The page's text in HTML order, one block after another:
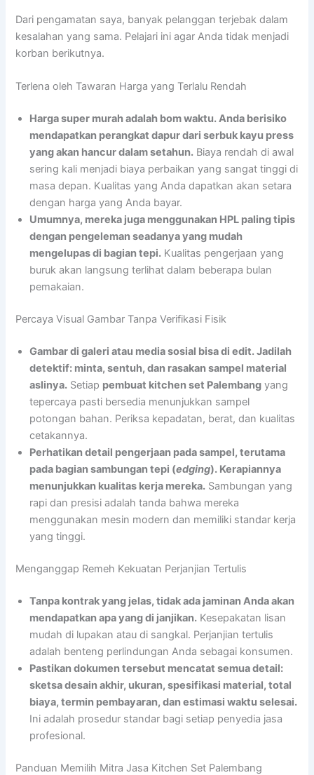
Dari pengamatan saya, banyak pelanggan terjebak dalam
kesalahan yang sama. Pelajari ini agar Anda tidak menjadi
korban berikutnya.
Terlena oleh Tawaran Harga yang Terlalu Rendah
Harga super murah adalah bom waktu. Anda berisiko
mendapatkan perangkat dapur dari serbuk kayu press
yang akan hancur dalam setahun. Biaya rendah di awal
sering kali menjadi biaya perbaikan yang sangat tinggi di
masa depan. Kualitas yang Anda dapatkan akan setara
dengan harga yang Anda bayar.
Umumnya, mereka juga menggunakan HPL paling tipis
dengan pengeleman seadanya yang mudah
mengelupas di bagian tepi. Kualitas pengerjaan yang
buruk akan langsung terlihat dalam beberapa bulan
pemakaian.
Percaya Visual Gambar Tanpa Verifikasi Fisik
Gambar di galeri atau media sosial bisa di edit. Jadilah
detektif: minta, sentuh, dan rasakan sampel material
aslinya. Setiap pembuat kitchen set Palembang yang
tepercaya pasti bersedia menunjukkan sampel
potongan bahan. Periksa kepadatan, berat, dan kualitas
cetakannya.
Perhatikan detail pengerjaan pada sampel, terutama
pada bagian sambungan tepi (edging). Kerapiannya
menunjukkan kualitas kerja mereka. Sambungan yang
rapi dan presisi adalah tanda bahwa mereka
menggunakan mesin modern dan memiliki standar kerja
yang tinggi.
Menganggap Remeh Kekuatan Perjanjian Tertulis
Tanpa kontrak yang jelas, tidak ada jaminan Anda akan
mendapatkan apa yang di janjikan. Kesepakatan lisan
mudah di lupakan atau di sangkal. Perjanjian tertulis
adalah benteng perlindungan Anda sebagai konsumen.
Pastikan dokumen tersebut mencatat semua detail:
sketsa desain akhir, ukuran, spesifikasi material, total
biaya, termin pembayaran, dan estimasi waktu selesai.
Ini adalah prosedur standar bagi setiap penyedia jasa
profesional.
Panduan Memilih Mitra Jasa Kitchen Set Palembang